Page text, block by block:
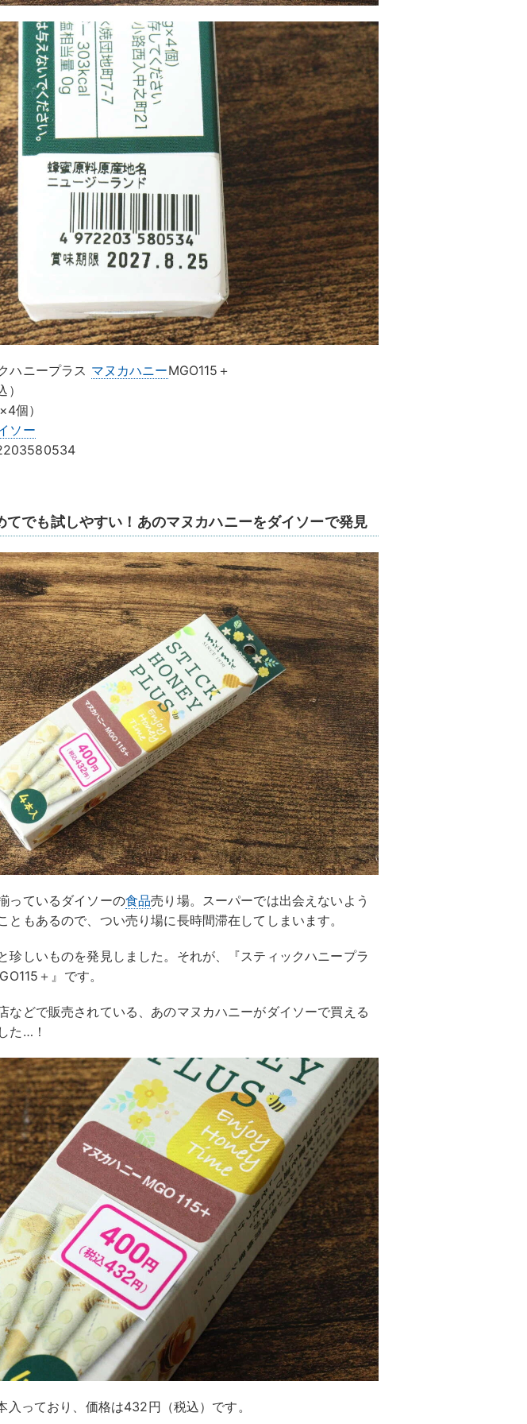
ハニープラス マヌカハニーMGO115＋
個）
ソー
てでも試しやすい！あのマヌカハニーをダイソーで発見
っているダイソーの食品売り場。スーパーでは出会えないよう
ともあるので、つい売り場に長時間滞在してしまいます。
珍しいものを発見しました。それが、『スティックハニープラ
＋』です。
などで販売されている、あのマヌカハニーがダイソーで買える
た…！
っており、価格は432円（税込）です。